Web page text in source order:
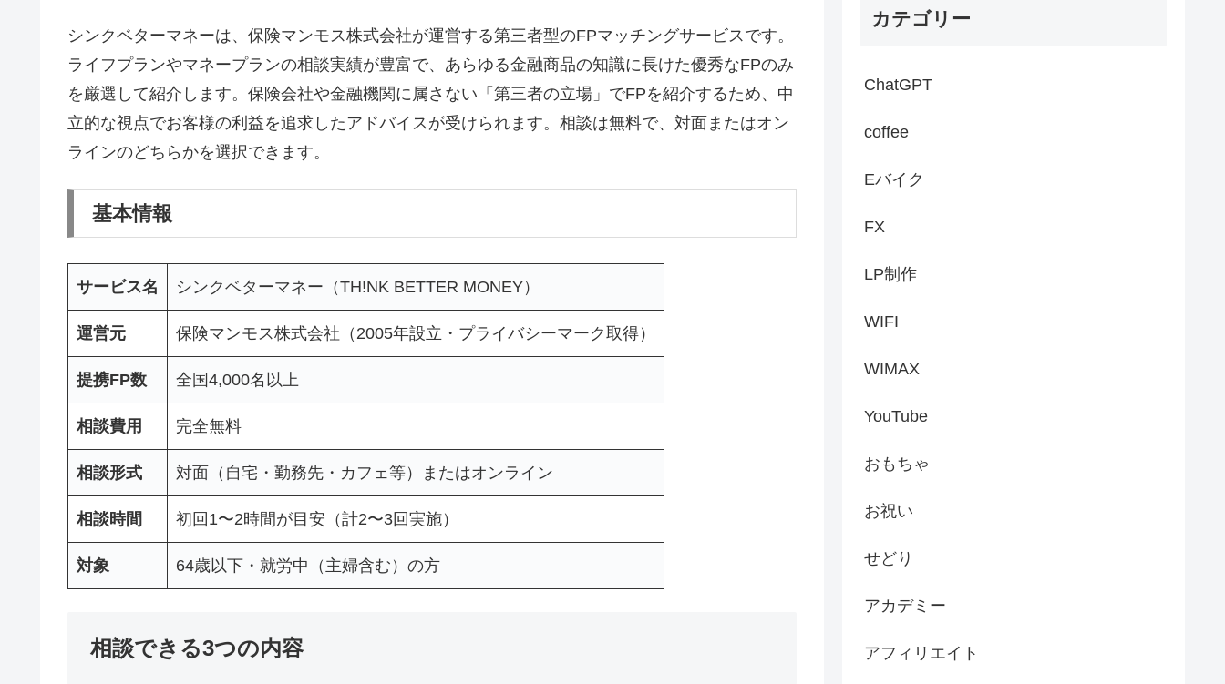
シンクベターマネーは、保険マンモス株式会社が運営する第三者型のFPマッチングサービスです。
ライフプランやマネープランの相談実績が豊富で、あらゆる金融商品の知識に長けた優秀なFPのみ
を厳選して紹介します。保険会社や金融機関に属さない「第三者の立場」でFPを紹介するため、中
立的な視点でお客様の利益を追求したアドバイスが受けられます。相談は無料で、対面またはオン
ラインのどちらかを選択できます。
基本情報
サービス名 シンクベターマネー（TH!NK BETTER MONEY）
運営元 保険マンモス株式会社（2005年設立・プライバシーマーク取得）
提携FP数 全国4,000名以上
相談費用 完全無料
相談形式 対面（自宅・勤務先・カフェ等）またはオンライン
相談時間 初回1〜2時間が目安（計2〜3回実施）
対象 64歳以下・就労中（主婦含む）の方
相談できる3つの内容
カテゴリー
ChatGPT
coffee
Eバイク
FX
LP制作
WIFI
WIMAX
YouTube
おもちゃ
お祝い
せどり
アカデミー
アフィリエイト